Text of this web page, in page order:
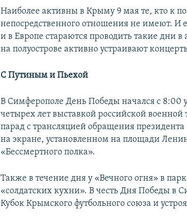
Наиболее активны в Крыму 9 мая те, кто к
непосредственного отношения не имеют. И
и в Европе стараются проводить такие дни
на полуострове активно устраивают
С Путиным и Пьехой
В Симферополе День Победы начался с 8:00
четырех лет выставкой российской
парад с трансляцией обращения
на экране, установленном на площади
«Бессмертного полка».
Также в течение дня у «Вечного огня» в
«солдатских кухни». В честь Дня Победы в
Кубок Крымского футбольного союза и